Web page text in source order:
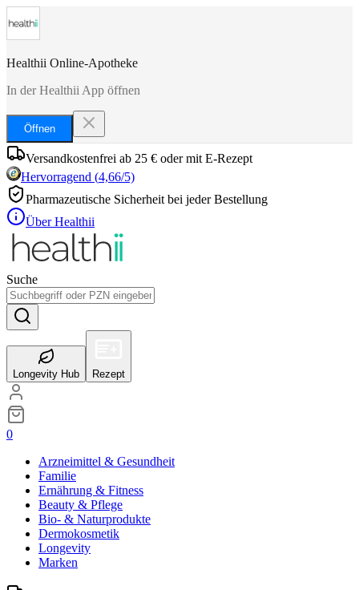
Healthii Online-Apotheke
In der Healthii App öffnen
Öffnen
Versandkostenfrei ab 25 € oder mit E-Rezept
Hervorragend (4,66/5)
Pharmazeutische Sicherheit bei jeder Bestellung
Über Healthii
Suche
Longevity Hub Rezept
0
Arzneimittel & Gesundheit
Familie
Ernährung & Fitness
Beauty & Pflege
Bio- & Naturprodukte
Dermokosmetik
Longevity
Marken